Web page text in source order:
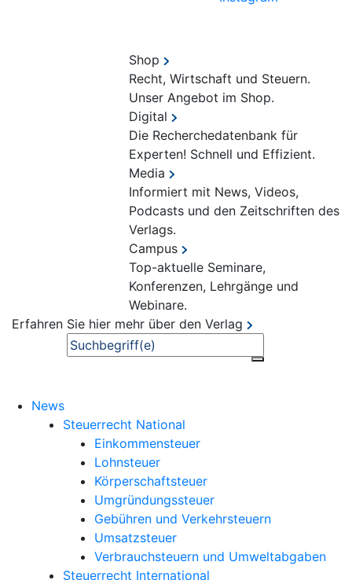
Shop
Recht, Wirtschaft und Steuern.
Unser Angebot im Shop.
Digital
Die Recherchedatenbank für
Experten! Schnell und Effizient.
Media
Informiert mit News, Videos,
Podcasts und den Zeitschriften des
Verlags.
Campus
Top-aktuelle Seminare,
Konferenzen, Lehrgänge und
Webinare.
Erfahren Sie hier mehr über den Verlag
Suche
News
Steuerrecht National
Einkommensteuer
Lohnsteuer
Körperschaftsteuer
Umgründungssteuer
Gebühren und Verkehrsteuern
Umsatzsteuer
Verbrauchsteuern und Umweltabgaben
Steuerrecht International